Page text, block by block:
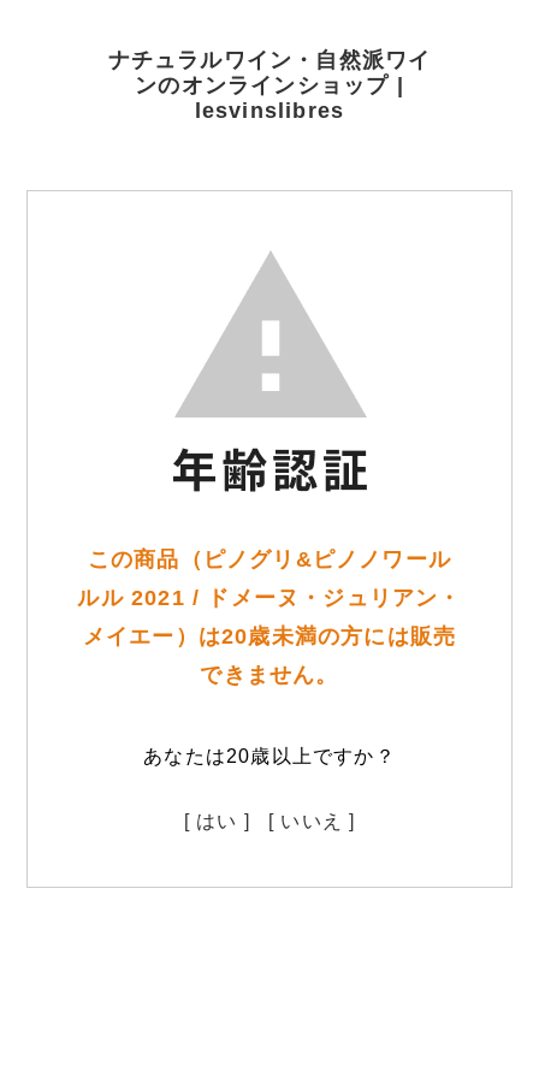
ナチュラルワイン・自然派ワイ
ンのオンラインショップ |
lesvinslibres
この商品（ピノグリ&ピノノワール
ルル 2021 / ドメーヌ・ジュリアン・
メイエー）は20歳未満の方には販売
できません。
あなたは20歳以上ですか？
[ はい ] [ いいえ ]